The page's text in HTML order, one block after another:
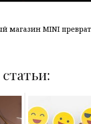
магазин MINI